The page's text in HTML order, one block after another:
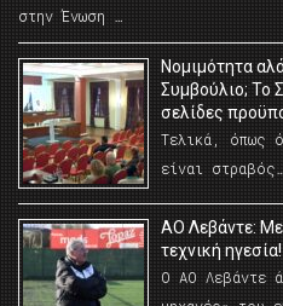
στην Ένωση …
Νομιμότητα
Συμβούλιο; Το
σελίδες
Τελικά, όπως
είναι
ΑΟ Λεβάντε:
τεχνική ηγεσία!
Ο ΑΟ Λεβάντε